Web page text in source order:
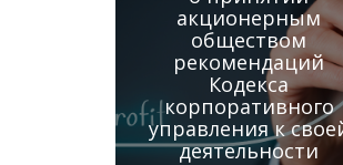
акционерным
обществом
рекомендаций
Кодекса
корпоративного
управления к
деятельности